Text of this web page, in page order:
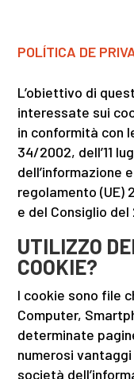
POLÍTICA DE
L’obiettivo di
interessate sui
in conformità con
34/2002, dell’11
dell’informazione
regolamento (UE)
e del Consiglio del
UTILIZZO
COOKIE?
I cookie sono file
Computer,
determinate
numerosi
società